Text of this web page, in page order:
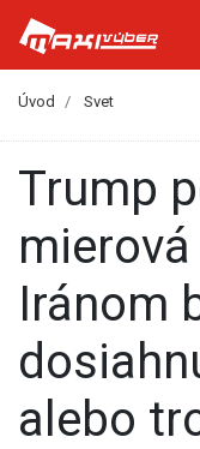
Úvod Svet
Trump povedal, že
Iránom
alebo